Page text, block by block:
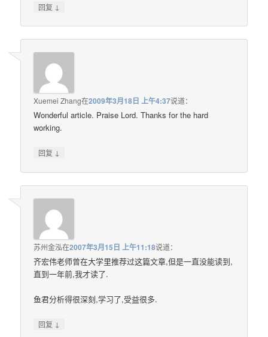
回复 ↓
Xuemei Zhang在2009年3月18日 上午4:37说道：
Wonderful article. Praise Lord. Thanks for the hard
working.
回复 ↓
苏州金泓在2007年3月15日 上午11:18说道：
齐宏伟老师曾在大学里推荐过这篇文章,但是一直没能读到,
直到一年前,我才读了.
鱼君分析得很深刻,学习了,受益很多.
回复 ↓